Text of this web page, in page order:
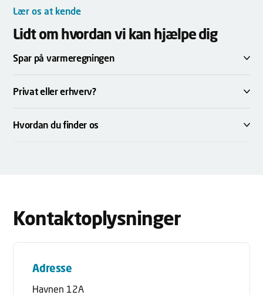
Lær os at kende
Lidt om hvordan vi kan hjælpe dig
Spar på varmeregningen
Privat eller erhverv?
Hvordan du finder os
Kontaktoplysninger
Adresse
Havnen 12A